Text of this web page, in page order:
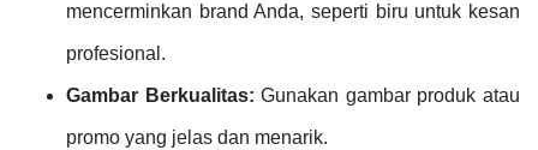
mencerminkan brand Anda, seperti biru untuk kesan
profesional.
Gambar Berkualitas: Gunakan gambar produk atau
promo yang jelas dan menarik.